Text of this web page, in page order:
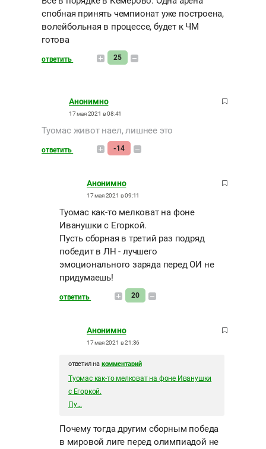
спобная принять чемпионат уже построена,
волейбольная в процессе, будет к ЧМ
готова
ответить 25
Анонимно
17 мая 2021 в 08:41
Туомас живот наел, лишнее это
ответить -14
Анонимно
17 мая 2021 в 09:11
Туомас как-то мелковат на фоне
Иванушки с Егоркой.
Пусть сборная в третий раз подряд
победит в ЛН - лучшего
эмоционального заряда перед ОИ не
придумаешь!
ответить 20
Анонимно
17 мая 2021 в 21:36
ответил на комментарий
Туомас как-то мелковат на фоне Иванушки
с Егоркой.
Пу...
Почему тогда другим сборным победа
в мировой лиге перед олимпиадой не